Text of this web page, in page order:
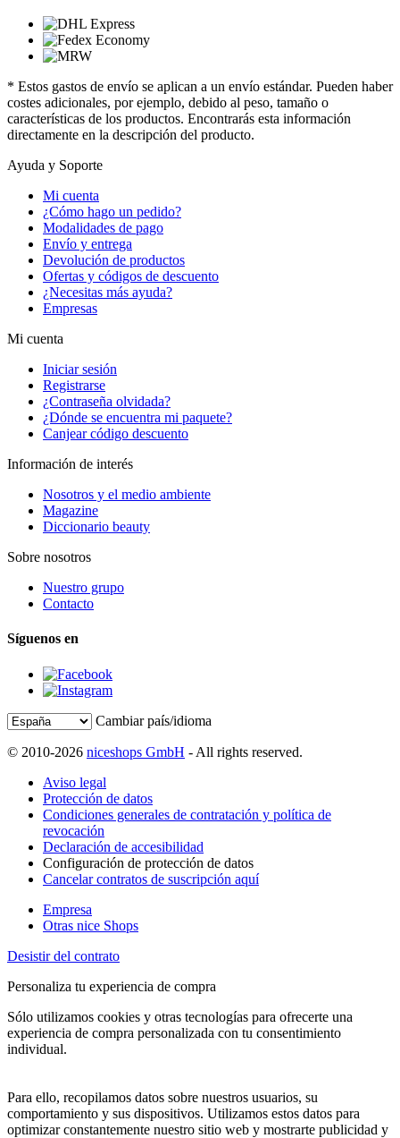
* Estos gastos de envío se aplican a un envío estándar. Pueden haber
costes adicionales, por ejemplo, debido al peso, tamaño o
características de los productos. Encontrarás esta información
directamente en la descripción del producto.
Ayuda y Soporte
Mi cuenta
¿Cómo hago un pedido?
Modalidades de pago
Envío y entrega
Devolución de productos
Ofertas y códigos de descuento
¿Necesitas más ayuda?
Empresas
Mi cuenta
Iniciar sesión
Registrarse
¿Contraseña olvidada?
¿Dónde se encuentra mi paquete?
Canjear código descuento
Información de interés
Nosotros y el medio ambiente
Magazine
Diccionario beauty
Sobre nosotros
Nuestro grupo
Contacto
Síguenos en
Cambiar país/idioma
© 2010-2026 niceshops GmbH - All rights reserved.
Aviso legal
Protección de datos
Condiciones generales de contratación y política de
revocación
Declaración de accesibilidad
Configuración de protección de datos
Cancelar contratos de suscripción aquí
Empresa
Otras nice Shops
Desistir del contrato
Personaliza tu experiencia de compra
Sólo utilizamos cookies y otras tecnologías para ofrecerte una
experiencia de compra personalizada con tu consentimiento
individual.
Para ello, recopilamos datos sobre nuestros usuarios, su
comportamiento y sus dispositivos. Utilizamos estos datos para
optimizar constantemente nuestro sitio web y mostrarte publicidad y